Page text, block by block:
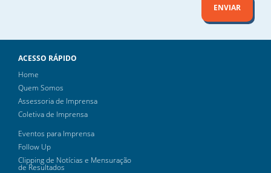
ENVIAR
ACESSO RÁPIDO
Home
Quem Somos
Assessoria de Imprensa
Coletiva de Imprensa
Eventos para Imprensa
Follow Up
Clipping de Notícias e Mensuração
de Resultados